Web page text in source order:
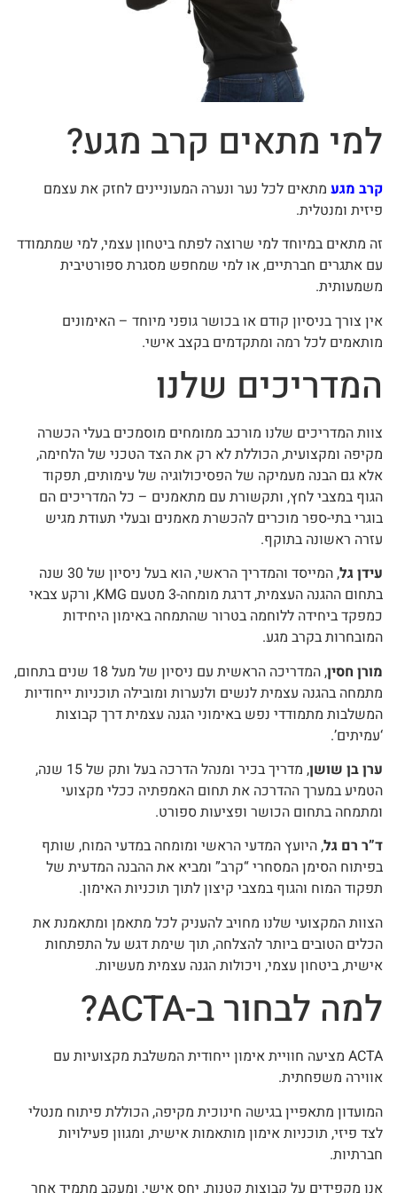
למי מתאים קרב מגע?
קרב מגע מתאים לכל נער ונערה המעוניינים לחזק את עצמם
פיזית ומנטלית.
זה מתאים במיוחד למי שרוצה לפתח ביטחון עצמי, למי שמתמודד
עם אתגרים חברתיים, או למי שמחפש מסגרת ספורטיבית
משמעותית.
אין צורך בניסיון קודם או בכושר גופני מיוחד – האימונים
מותאמים לכל רמה ומתקדמים בקצב אישי.
המדריכים שלנו
צוות המדריכים שלנו מורכב ממומחים מוסמכים בעלי הכשרה
מקיפה ומקצועית, הכוללת לא רק את הצד הטכני של הלחימה,
אלא גם הבנה מעמיקה של הפסיכולוגיה של עימותים, תפקוד
הגוף במצבי לחץ, ותקשורת עם מתאמנים – כל המדריכים הם
בוגרי בתי-ספר מוכרים להכשרת מאמנים ובעלי תעודת מגיש
עזרה ראשונה בתוקף.
עידן גל
, המייסד והמדריך הראשי, הוא בעל ניסיון של 30 שנה
בתחום ההגנה העצמית, דרגת מומחה-3 מטעם KMG, ורקע צבאי
כמפקד ביחידה ללוחמה בטרור שהתמחה באימון היחידות
המובחרות בקרב מגע.
מורן חסין
, המדריכה הראשית עם ניסיון של מעל 18 שנים בתחום,
מתמחה בהגנה עצמית לנשים ולנערות ומובילה תוכניות ייחודיות
המשלבות מתמודדי נפש באימוני הגנה עצמית דרך קבוצות
‘עמיתים’.
ערן בן שושן
, מדריך בכיר ומנהל הדרכה בעל ותק של 15 שנה,
הטמיע במערך ההדרכה את תחום האמפתיה ככלי מקצועי
ומתמחה בתחום הכושר ופציעות ספורט.
ד”ר רם גל, היועץ המדעי הראשי ומומחה במדעי המוח, שותף
בפיתוח הסימן המסחרי “קרב” ומביא את ההבנה המדעית של
תפקוד המוח והגוף במצבי קיצון לתוך תוכניות האימון.
הצוות המקצועי שלנו מחויב להעניק לכל מתאמן ומתאמנת את
הכלים הטובים ביותר להצלחה, תוך שימת דגש על התפתחות
אישית, ביטחון עצמי, ויכולות הגנה עצמית מעשיות.
למה לבחור ב-ACTA?
ACTA מציעה חוויית אימון ייחודית המשלבת מקצועיות עם
אווירה משפחתית.
המועדון מתאפיין בגישה חינוכית מקיפה, הכוללת פיתוח מנטלי
לצד פיזי, תוכניות אימון מותאמות אישית, ומגוון פעילויות
חברתיות.
אנו מקפידים על קבוצות קטנות, יחס אישי, ומעקב מתמיד אחר